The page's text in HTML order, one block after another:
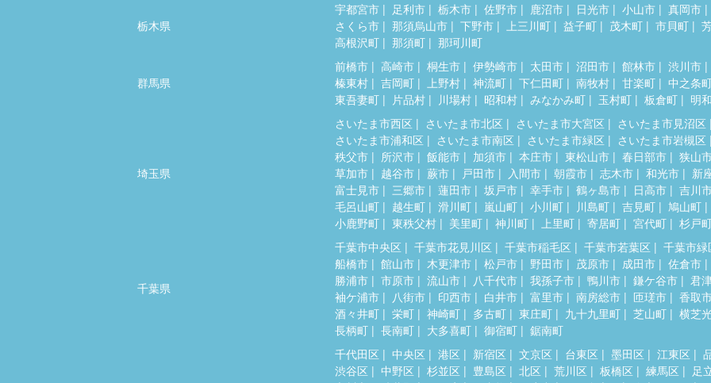
栃木県
宇都宮市 足利市 栃木市 佐野市 鹿沼市 日光市 小山市
真岡市
さくら市
那須烏山市 下野市 上三川町 益子町 茂木町 市貝町
高根沢町
那須町 那珂川町
群馬県
前橋市 高崎市 桐生市 伊勢崎市 太田市 沼田市 館林市
渋川市
榛東村
吉岡町 上野村 神流町 下仁田町 南牧村 甘楽町
中之条
東吾妻町
片品村 川場村 昭和村 みなかみ町 玉村町 板倉町 明
埼玉県
さいたま市西区 さいたま市北区 さいたま市大宮区
さいたま市見沼区
さいたま市浦和区
さいたま市南区 さいたま市緑区
さいたま市岩槻区
秩父市
所沢市 飯能市 加須市 本庄市 東松山市 春日部市
狭山
草加市
越谷市 蕨市 戸田市 入間市 朝霞市 志木市 和光市
新
富士見市
三郷市 蓮田市 坂戸市 幸手市 鶴ヶ島市 日高市
吉川
毛呂山町
越生町 滑川町 嵐山町 小川町 川島町 吉見町
鳩山町
小鹿野町
東秩父村 美里町 神川町 上里町 寄居町 宮代町 杉戸
千葉県
千葉市中央区 千葉市花見川区 千葉市稲毛区 千葉市若葉区
千葉市緑
船橋市
館山市 木更津市 松戸市 野田市 茂原市 成田市
佐倉市
勝浦市
市原市 流山市 八千代市 我孫子市 鴨川市 鎌ケ谷市
君
袖ケ浦市
八街市 印西市 白井市 富里市 南房総市 匝瑳市
香取
酒々井町
栄町 神崎町 多古町 東庄町 九十九里町 芝山町
横芝
長柄町
長南町 大多喜町 御宿町
鋸南町
千代田区
中央区 港区 新宿区 文京区 台東区 墨田区 江東区
渋谷区
中野区 杉並区 豊島区 北区 荒川区 板橋区 練馬区
足